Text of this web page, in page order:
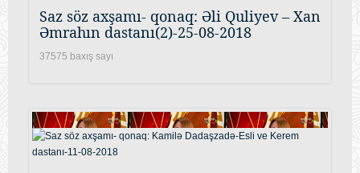
Saz söz axşamı- qonaq: Əli Quliyev – Xan
Əmrahın dastanı(2)-25-08-2018
37575 baxış sayı